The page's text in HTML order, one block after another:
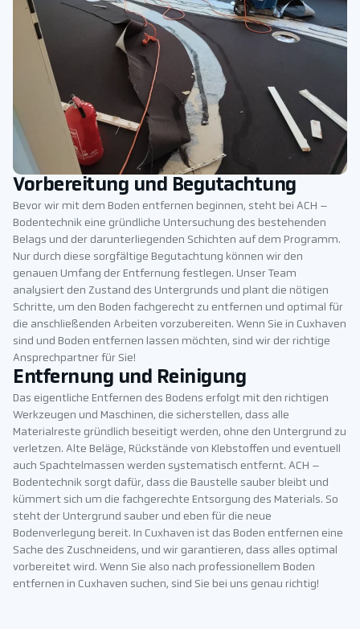
Vorbereitung und Begutachtung
Bevor wir mit dem Boden entfernen beginnen, steht bei ACH –
Bodentechnik eine gründliche Untersuchung des bestehenden
Belags und der darunterliegenden Schichten auf dem Programm.
Nur durch diese sorgfältige Begutachtung können wir den
genauen Umfang der Entfernung festlegen. Unser Team
analysiert den Zustand des Untergrunds und plant die nötigen
Schritte, um den Boden fachgerecht zu entfernen und optimal für
die anschließenden Arbeiten vorzubereiten. Wenn Sie in Cuxhaven
sind und Boden entfernen lassen möchten, sind wir der richtige
Ansprechpartner für Sie!
Entfernung und Reinigung
Das eigentliche Entfernen des Bodens erfolgt mit den richtigen
Werkzeugen und Maschinen, die sicherstellen, dass alle
Materialreste gründlich beseitigt werden, ohne den Untergrund zu
verletzen. Alte Beläge, Rückstände von Klebstoffen und eventuell
auch Spachtelmassen werden systematisch entfernt. ACH –
Bodentechnik sorgt dafür, dass die Baustelle sauber bleibt und
kümmert sich um die fachgerechte Entsorgung des Materials. So
steht der Untergrund sauber und eben für die neue
Bodenverlegung bereit. In Cuxhaven ist das Boden entfernen eine
Sache des Zuschneidens, und wir garantieren, dass alles optimal
vorbereitet wird. Wenn Sie also nach professionellem Boden
entfernen in Cuxhaven suchen, sind Sie bei uns genau richtig!